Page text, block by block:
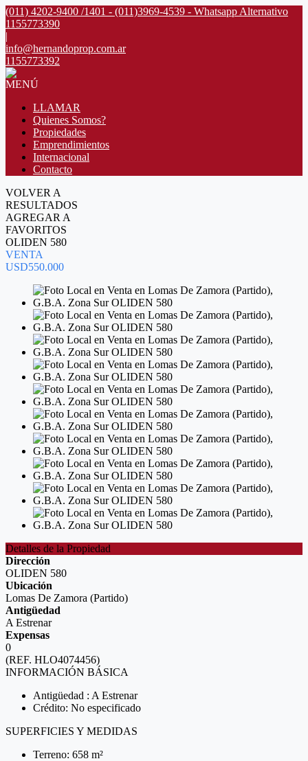
(011) 4202-9400 /1401 - (011)3969-4539 - Whatsapp Alternativo
1155773390
|
info@hernandoprop.com.ar
1155773392
MENÚ
LLAMAR
Quienes Somos?
Propiedades
Emprendimientos
Internacional
Contacto
VOLVER A
RESULTADOS
AGREGAR A
FAVORITOS
OLIDEN 580
VENTA
USD550.000
Detalles de la Propiedad
Dirección
OLIDEN 580
Ubicación
Lomas De Zamora (Partido)
Antigüedad
A Estrenar
Expensas
0
(REF. HLO4074456)
INFORMACIÓN BÁSICA
Antigüedad : A Estrenar
Crédito: No especificado
SUPERFICIES Y MEDIDAS
Terreno: 658 m²